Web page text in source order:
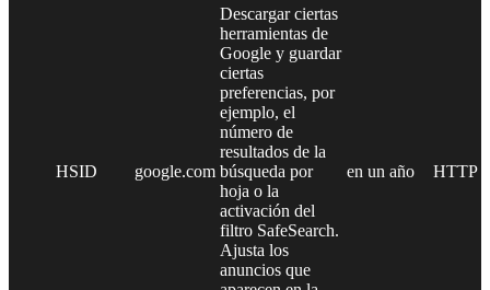
HSID google.com
Descargar ciertas
herramientas de
Google y guardar
ciertas
preferencias, por
ejemplo, el
número de
resultados de la
búsqueda por
hoja o la
activación del
filtro SafeSearch.
Ajusta los
anuncios que
en un año HTTP